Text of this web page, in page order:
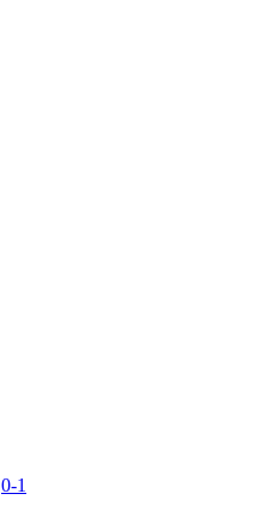
0-1